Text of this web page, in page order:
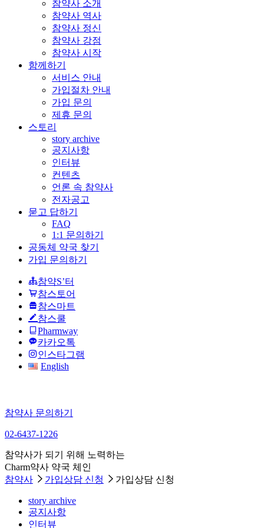
참약사 소개
참약사 역사
참약사 정신
참약사 강점
참약사 시작
함께하기
서비스 안내
가입절차 안내
가입 문의
제휴 문의
스토리
story archive
공지사항
인터뷰
컨텐츠
언론 속 참약사
전자공고
묻고 답하기
FAQ
1:1 문의하기
공동체 약국 찾기
가입 문의하기
참약S’터
참스토어
참스마트
참스쿨
Pharmway
카카오톡
인스타그램
English
참약사 문의하기
02-6437-1226
참약사가 되기 위해 노력하는
Charm약사 약국 체인
참약사
가입상담 신청 가입상담 신청
story archive
공지사항
인터뷰